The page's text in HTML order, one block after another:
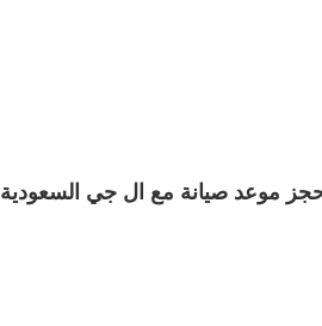
موعد صيانة مع ال جي السعودية